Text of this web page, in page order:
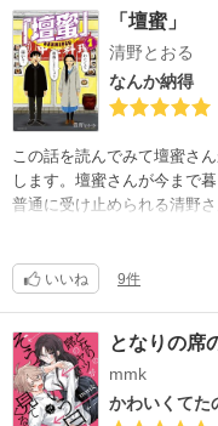
「壇蜜」
清野とおる
なんか納得
この話を読んでみて壇蜜さ
します。壇蜜さんが今まで
普通に受け止められる清野
いいね 9件
となりの席
mmk
かわいくてた